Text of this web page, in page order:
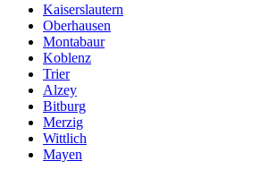
Kaiserslautern
Oberhausen
Montabaur
Koblenz
Trier
Alzey
Bitburg
Merzig
Wittlich
Mayen